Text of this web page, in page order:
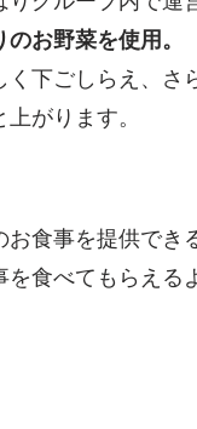
お野菜を使用。
下ごしらえ、さ
がります。
食事を提供でき
食べてもらえる